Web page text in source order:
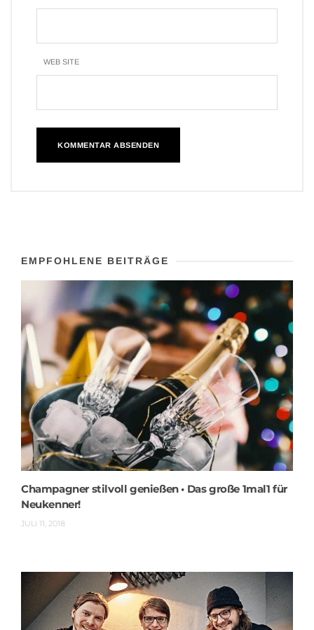
WEB SITE
EMPFOHLENE BEITRÄGE
Champagner stilvoll genießen • Das große 1mal1 für
Neukenner!
JULI 11, 2018